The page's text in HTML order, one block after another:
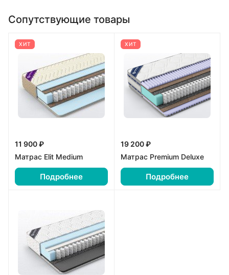
Сопутствующие товары
ХИТ
11 900 ₽
Матрас Elit Medium
Подробнее
ХИТ
19 200 ₽
Матрас Premium Deluxe
Подробнее